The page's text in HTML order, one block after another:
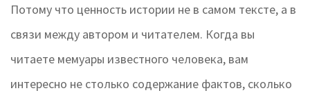
Потому что ценность истории не в самом тексте, а в
связи между автором и читателем. Когда вы
читаете мемуары известного человека, вам
интересно не столько содержание фактов, сколько